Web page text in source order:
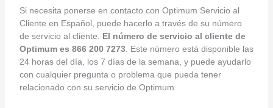
Si necesita ponerse en contacto con Optimum Servicio al
Cliente en Español, puede hacerlo a través de su número
de servicio al cliente. El número de servicio al cliente de
Optimum es 866 200 7273. Este número está disponible las
24 horas del día, los 7 días de la semana, y puede ayudarlo
con cualquier pregunta o problema que pueda tener
relacionado con su servicio de Optimum.